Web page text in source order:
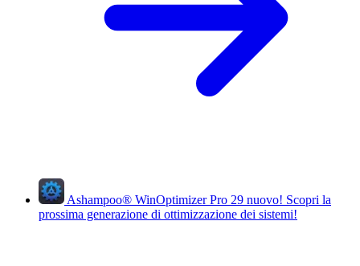
Ashampoo® WinOptimizer Pro 29 nuovo! Scopri la
prossima generazione di ottimizzazione dei sistemi!